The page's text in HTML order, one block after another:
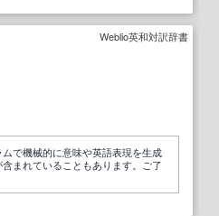
Weblio英和対訳辞書
で機械的に意味や英語表現を生成
まれていることもあります。ご了